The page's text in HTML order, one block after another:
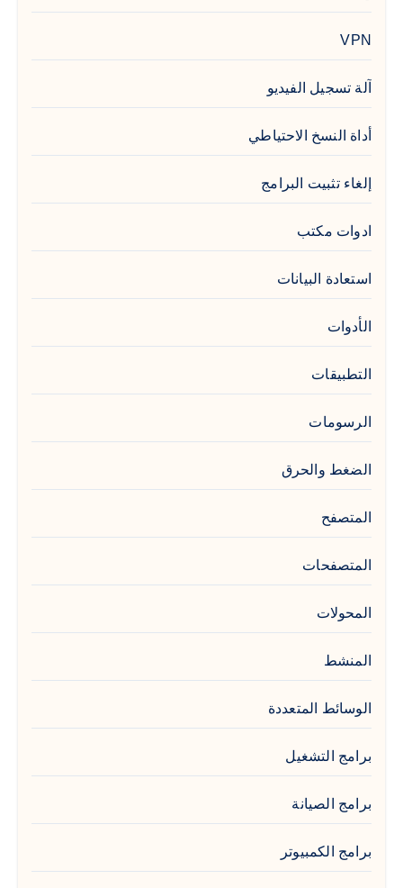
VPN
آلة تسجيل الفيديو
أداة النسخ الاحتياطي
إلغاء تثبيت البرامج
ادوات مكتب
استعادة البيانات
الأدوات
التطبيقات
الرسومات
الضغط والحرق
المتصفح
المتصفحات
المحولات
المنشط
الوسائط المتعددة
برامج التشغيل
برامج الصيانة
برامج الكمبيوتر